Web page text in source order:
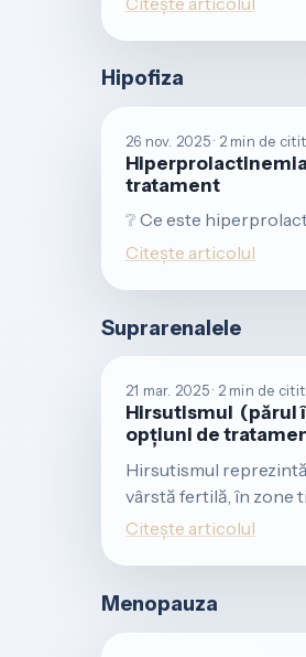
Hipofiza
26 nov. 2025 · 2 min de citit
tratament
❔ Ce este
Citește articolul
Suprarenalele
21 mar. 2025 · 2 min de citit
Hirsutismul (părul
opțiuni de
Hirsutismul
vârstă fertilă, în zone
Citește articolul
Menopauza